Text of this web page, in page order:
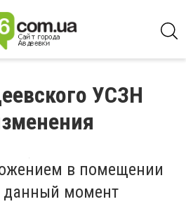
УСЗН
в помещении
момент